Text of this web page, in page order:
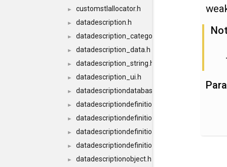
► customstlallocator.h
► datadescription.h
► datadescription_category.h
► datadescription_data.h
► datadescription_string.h
► datadescription_ui.h
► datadescriptiondatabase.h
► datadescriptiondefinition.h
► datadescriptiondefinition_conversion.h
► datadescriptiondefinitiondatabase.h
► datadescriptiondefinitiondatabaseimpl.h
► datadescriptionobject.h